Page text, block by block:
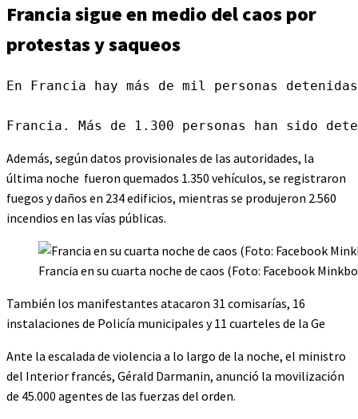
Francia sigue en medio del caos por
protestas y saqueos
En Francia hay más de mil personas
Francia. Más de 1.300 personas han sido
Además, según datos provisionales de las autoridades, la
última noche fueron quemados 1.350 vehículos, se registraron
fuegos y daños en 234 edificios, mientras se produjeron 2.560
incendios en las vías públicas.
Francia en su cuarta noche de caos (Foto: Facebook
También los manifestantes atacaron 31 comisarías, 16
instalaciones de Policía municipales y 11 cuarteles de la Ge
Ante la escalada de violencia a lo largo de la noche, el ministro
del Interior francés, Gérald Darmanin, anunció la movilización
de 45.000 agentes de las fuerzas del orden.